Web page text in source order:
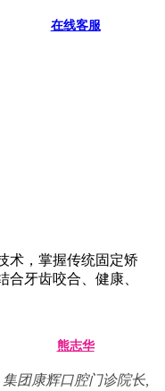
在线客服
术，掌握传统固定矫
牙齿咬合、健康、
熊志华
集团康辉口腔门诊院长,